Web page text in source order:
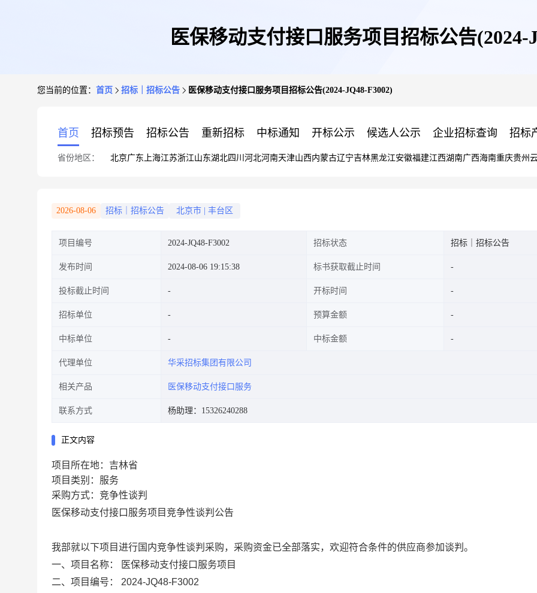
医保移动支付接口服务项目招标公告(2024-
您当前的位置： 首页 招标｜招标公告 医保移动支付接口服务项目招标公告(2024-JQ48-F3002)
首页 招标预告 招标公告 重新招标 中标通知 开标公示 候选人公示 企业招标查询 招标
省份地区： 北京广东 上海江苏浙江山东湖北四川 河北河南天津山西内蒙古辽宁吉林黑龙江安徽福建江西湖南广西海南重庆贵州
2026-08-06 招标｜招标公告 北京市 丰台区
项目编号 2024-JQ48-F3002 招标状态 招标｜招标公告
发布时间 2024-08-06 19:15:38 标书获取截止时间
投标截止时间 开标时间
招标单位 预算金额
中标单位 中标金额
代理单位 华采招标集团有限公司
相关产品 医保移动支付接口服务
联系方式 杨助理：15326240288
正文内容
项目所在地：吉林省
项目类别：服务
采购方式：竞争性谈判
医保移动支付接口服务项目竞争性谈判公告
我部就以下项目进行国内竞争性谈判采购，采购资金已全部落实，欢迎符合条件的供应商参加谈判。
一、项目名称：
医保移动支付接口 服务项目
二、项目编号：
2024-JQ48-F3002